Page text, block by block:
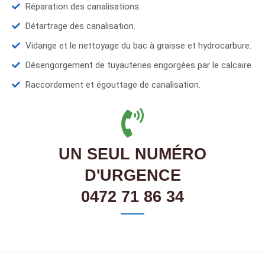
Réparation des canalisations.
Détartrage des canalisation.
Vidange et le nettoyage du bac à graisse et hydrocarbure.
Désengorgement de tuyauteries engorgées par le calcaire.
Raccordement et égouttage de canalisation.
UN SEUL NUMÉRO
D'URGENCE
0472 71 86 34